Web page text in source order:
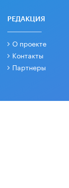
РЕДАКЦИЯ
О проекте
Контакты
Партнеры